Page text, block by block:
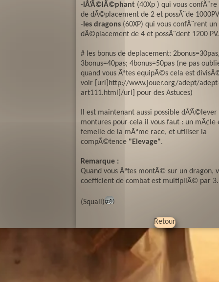
-lÂ’Ã©lÃ©phant (40Xp ) qui vous confÃ¨re
de dÃ©placement de 2 et possÃ¨de
-les dragons (60XP) qui vous confÃ¨rent un
dÃ©placement de 4 et possÃ¨dent 1200 PV.
# les bonus de deplacement:
3bonus=40pas; 4bonus=50pas (ne pas
quand vous Ãªtes equipÃ©s cela est
voir [url]http://www.jouer.org/adept/
art111.html[/url] pour des Astuces)
Il est maintenant aussi possible dÂ’Ã©lever
montures pour cela il vous faut : un mÃ¢le
femelle de la mÃªme race, et utiliser la
compÃ©tence "Elevage".
Remarque :
Quand vous Ãªtes montÃ© sur un dragon,
coefficient de combat est multipliÃ© par 3.
(Squall)🕬
Retour